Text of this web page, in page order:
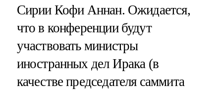
Сирии Кофи Аннан. Ожидается,
что в конференции будут
участвовать министры
иностранных дел Ирака (в
качестве председателя саммита